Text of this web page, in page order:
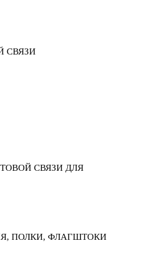
СВЯЗИ
СВЯЗИ ДЛЯ
ПОЛКИ, ФЛАГШТОКИ